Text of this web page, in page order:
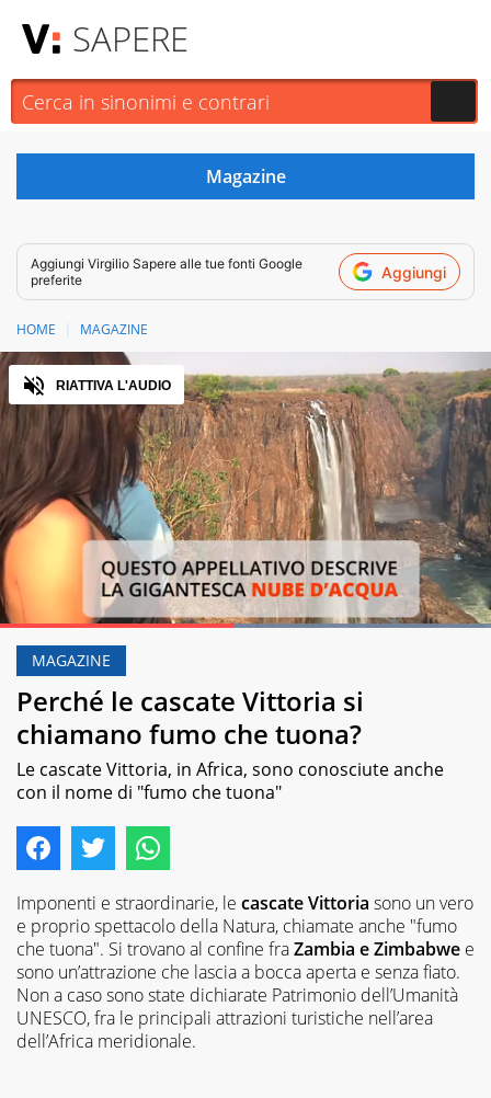
SAPERE
Aggiungi Virgilio Sapere alle tue fonti Google
preferite
Aggiungi
HOME MAGAZINE
PauseUnmute
Loaded:100.00%
Audio
RIATTIVA L'AUDIO
MAGAZINE
Perché le cascate Vittoria si
chiamano fumo che tuona?
Le cascate Vittoria, in Africa, sono conosciute anche
con il nome di "fumo che tuona"
Imponenti e straordinarie, le cascate Vittoria sono un vero
e proprio spettacolo della Natura, chiamate anche "fumo
che tuona". Si trovano al confine fraZambia e Zimbabwe e
sono un’attrazione che lascia a bocca aperta e senza fiato.
Non a caso sono state dichiarate Patrimonio dell’Umanità
UNESCO, fra le principali attrazioni turistiche nell’area
dell’Africa meridionale.